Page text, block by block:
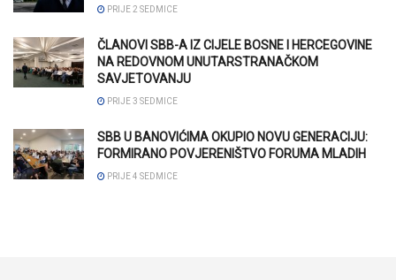
PRIJE 2 SEDMICE
ČLANOVI SBB-A IZ CIJELE BOSNE I HERCEGOVINE
NA REDOVNOM UNUTARSTRANAČKOM
SAVJETOVANJU
PRIJE 3 SEDMICE
SBB U BANOVIĆIMA OKUPIO NOVU GENERACIJU:
FORMIRANO POVJERENIŠTVO FORUMA MLADIH
PRIJE 4 SEDMICE